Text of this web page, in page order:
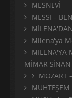
MESNEVİ
MESSI –
Milena'ya
MİLENA'YA
MİMAR SİNAN
MOZART
MUHTEŞEM